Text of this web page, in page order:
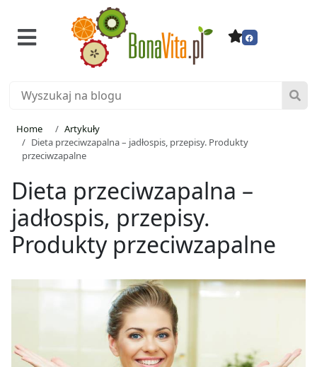
Home
Artykuły
Dieta przeciwzapalna – jadłospis, przepisy. Produkty
przeciwzapalne
Dieta przeciwzapalna –
jadłospis, przepisy.
Produkty przeciwzapalne